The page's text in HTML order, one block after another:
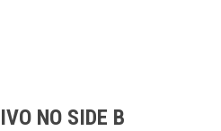
NO SIDE B